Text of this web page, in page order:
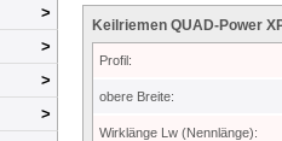
Keilriemen QUAD-Power
Profil:
obere Breite:
Wirklänge Lw (Nennlänge):